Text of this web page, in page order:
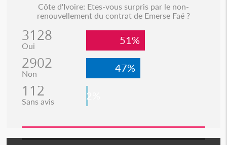
Côte d'Ivoire: Etes-vous surpris par le non-
renouvellement du contrat de Emerse Faé ?
3128
Oui 51%
2902
Non 47%
112
Sans avis 2%